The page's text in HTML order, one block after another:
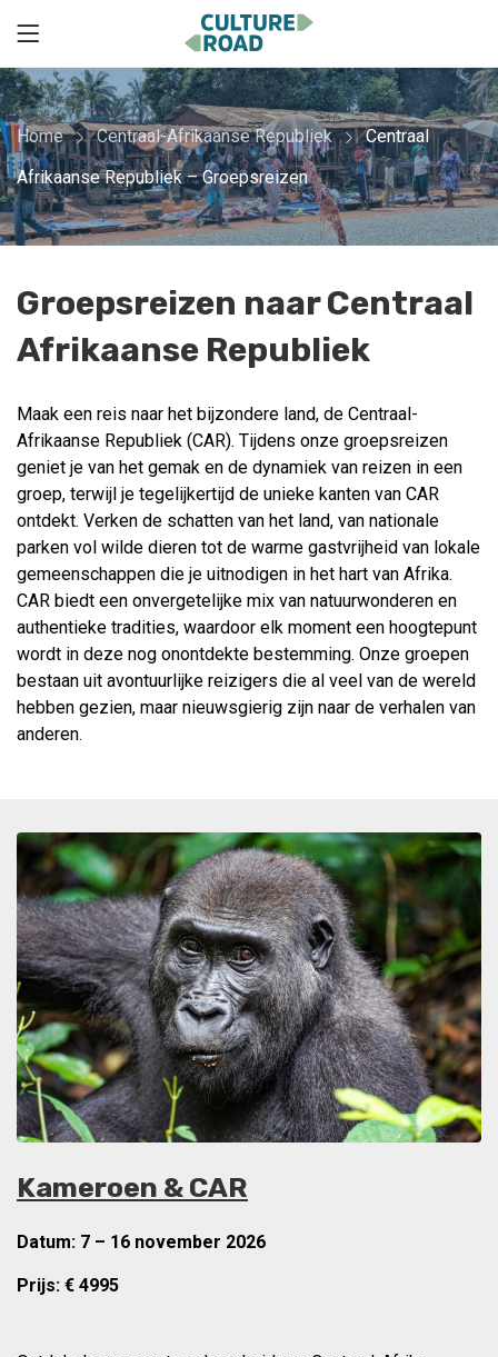
Home Centraal-Afrikaanse Republiek
Centraal
Afrikaanse Republiek – Groepsreizen
Groepsreizen naar Centraal
Afrikaanse Republiek
Maak een reis naar het bijzondere land, de Centraal-
Afrikaanse Republiek (CAR). Tijdens onze groepsreizen
geniet je van het gemak en de dynamiek van reizen in een
groep, terwijl je tegelijkertijd de unieke kanten van CAR
ontdekt. Verken de schatten van het land, van nationale
parken vol wilde dieren tot de warme gastvrijheid van lokale
gemeenschappen die je uitnodigen in het hart van Afrika.
CAR biedt een onvergetelijke mix van natuurwonderen en
authentieke tradities, waardoor elk moment een hoogtepunt
wordt in deze nog onontdekte bestemming. Onze groepen
bestaan uit avontuurlijke reizigers die al veel van de wereld
hebben gezien, maar nieuwsgierig zijn naar de verhalen van
anderen.
Kameroen & CAR
Datum: 7 – 16 november 2026
Prijs: € 4995